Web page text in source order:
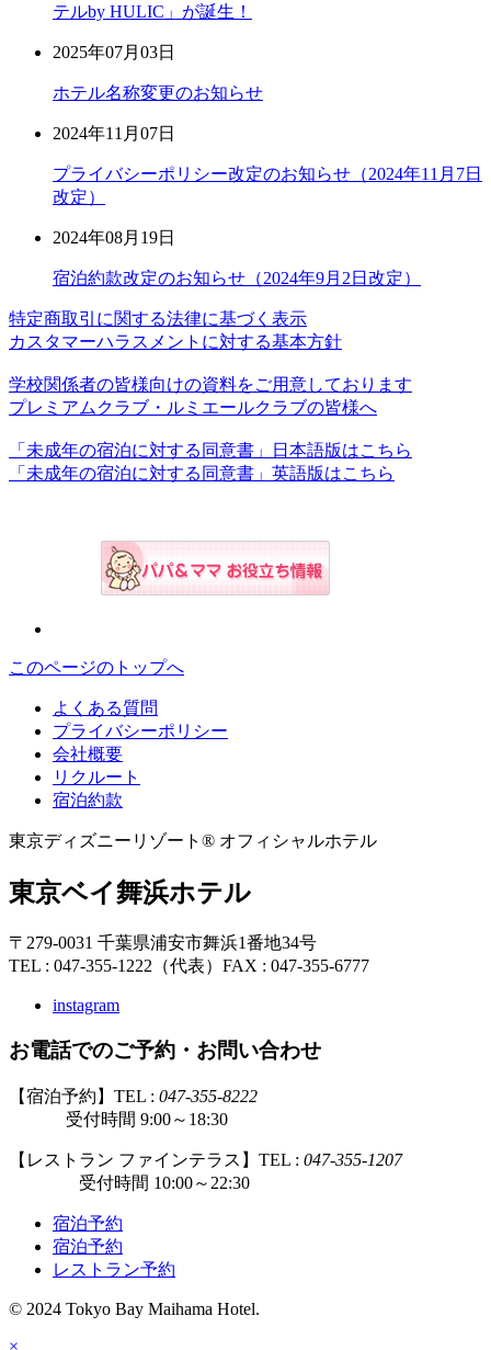
テルby HULIC」が誕生！
2025年07月03日
ホテル名称変更のお知らせ
2024年11月07日
プライバシーポリシー改定のお知らせ（2024年11月7日
改定）
2024年08月19日
宿泊約款改定のお知らせ（2024年9月2日改定）
特定商取引に関する法律に基づく表示
カスタマーハラスメントに対する基本方針
学校関係者の皆様向けの資料をご用意しております
プレミアムクラブ・ルミエールクラブの皆様へ
「未成年の宿泊に対する同意書」日本語版はこちら
「未成年の宿泊に対する同意書」英語版はこちら
このページのトップへ
よくある質問
プライバシーポリシー
会社概要
リクルート
宿泊約款
東京ディズニーリゾート® オフィシャルホテル
東京ベイ舞浜ホテル
〒279-0031 千葉県浦安市舞浜1番地34号
TEL : 047-355-1222（代表） FAX : 047-355-6777
instagram
お電話でのご予約・お問い合わせ
【宿泊予約】TEL : 047-355-8222
受付時間 9:00～18:30
【レストラン ファインテラス】TEL : 047-355-1207
受付時間 10:00～22:30
宿泊予約
宿泊予約
レストラン予約
© 2024 Tokyo Bay Maihama Hotel.
×